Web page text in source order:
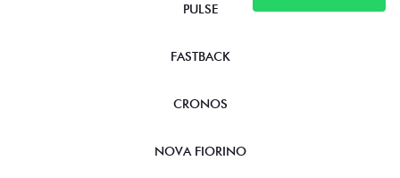
PULSE
FASTBACK
CRONOS
NOVA FIORINO